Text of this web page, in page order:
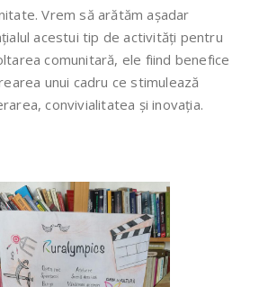
Vrem să arătăm așadar
acestui tip de activități pentru
comunitară, ele fiind benefice
unui cadru ce stimulează
convivialitatea și inovația.